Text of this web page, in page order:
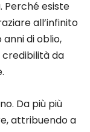
Perché esiste
all’infinito
di oblio,
da
Da più più
attribuendo a